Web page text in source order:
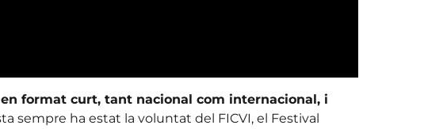
format curt, tant nacional com internacional, i
sempre ha estat la voluntat del FICVI, el Festival